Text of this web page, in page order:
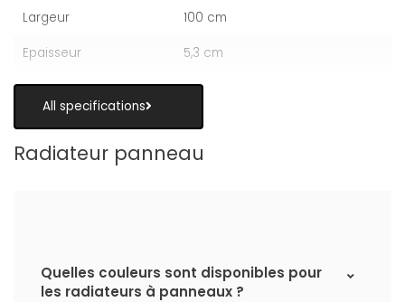
Largeur 100 cm
Epaisseur 5,3 cm
All specifications
Radiateur panneau
Quelles couleurs sont disponibles pour
les radiateurs à panneaux ?